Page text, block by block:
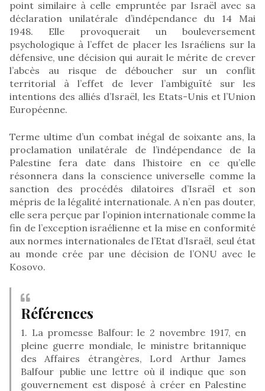
point similaire à celle empruntée par Israël avec sa
déclaration unilatérale d’indépendance du 14 Mai
1948. Elle provoquerait un bouleversement
psychologique à l’effet de placer les Israéliens sur la
défensive, une décision qui aurait le mérite de crever
l’abcès au risque de déboucher sur un conflit
territorial à l’effet de lever l’ambiguïté sur les
intentions des alliés d’Israël, les Etats-Unis et l’Union
Européenne.
Terme ultime d’un combat inégal de soixante ans, la
proclamation unilatérale de l’indépendance de la
Palestine fera date dans l’histoire en ce qu’elle
résonnera dans la conscience universelle comme la
sanction des procédés dilatoires d’Israël et son
mépris de la légalité internationale. A n’en pas douter,
elle sera perçue par l’opinion internationale comme la
fin de l’exception israélienne et la mise en conformité
aux normes internationales de l’Etat d’Israël, seul état
au monde crée par une décision de l’ONU avec le
Kosovo.
Références
1. La promesse Balfour: le 2 novembre 1917, en
pleine guerre mondiale, le ministre britannique
des Affaires étrangères, Lord Arthur James
Balfour publie une lettre où il indique que son
gouvernement est disposé à créer en Palestine